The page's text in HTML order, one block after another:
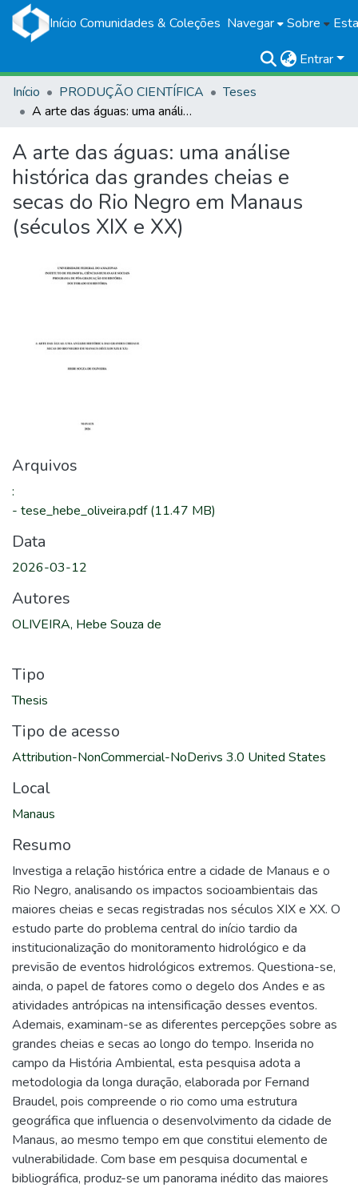
Início Comunidades & Coleções Navegar Sobre
Entrar
Início
PRODUÇÃO CIENTÍFICA
Teses
A arte das águas: uma análise histórica das grandes cheias e secas do Rio Negro em Manaus (séculos XIX e XX)
A arte das águas: uma análise
histórica das grandes cheias e
secas do Rio Negro em Manaus
(séculos XIX e XX)
Arquivos
:
- tese_hebe_oliveira.pdf(11.47 MB)
Data
2026-03-12
Autores
OLIVEIRA, Hebe Souza de
Tipo
Thesis
Tipo de acesso
Attribution-NonCommercial-NoDerivs 3.0 United States
Local
Manaus
Resumo
Investiga a relação histórica entre a cidade de Manaus e o
Rio Negro, analisando os impactos socioambientais das
maiores cheias e secas registradas nos séculos XIX e XX. O
estudo parte do problema central do início tardio da
institucionalização do monitoramento hidrológico e da
previsão de eventos hidrológicos extremos. Questiona-se,
ainda, o papel de fatores como o degelo dos Andes e as
atividades antrópicas na intensificação desses eventos.
Ademais, examinam-se as diferentes percepções sobre as
grandes cheias e secas ao longo do tempo. Inserida no
campo da História Ambiental, esta pesquisa adota a
metodologia da longa duração, elaborada por Fernand
Braudel, pois compreende o rio como uma estrutura
geográfica que influencia o desenvolvimento da cidade de
Manaus, ao mesmo tempo em que constitui elemento de
vulnerabilidade. Com base em pesquisa documental e
bibliográfica, produz-se um panorama inédito das maiores